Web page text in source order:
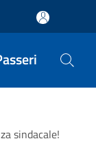
sindacale!